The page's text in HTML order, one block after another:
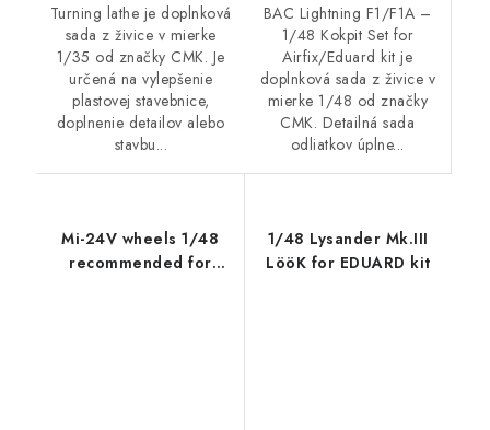
Turning lathe je doplnková
sada z živice v mierke
1/35 od značky CMK. Je
určená na vylepšenie
plastovej stavebnice,
doplnenie detailov alebo
stavbu...
BAC Lightning F1/F1A –
1/48 Kokpit Set for
Airfix/Eduard kit je
doplnková sada z živice v
mierke 1/48 od značky
CMK. Detailná sada
odliatkov úplne...
Mi-24V wheels 1/48
recommended for
1/48 Lysander Mk.III
LööK for EDUARD kit